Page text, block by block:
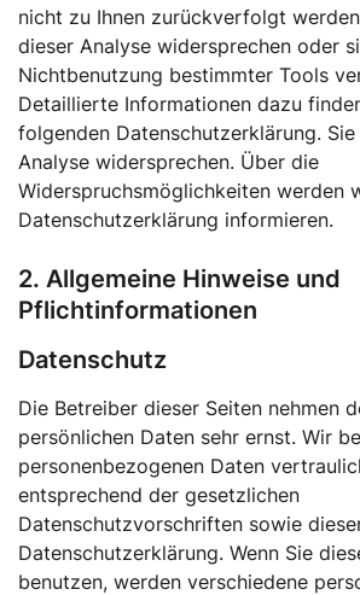
nicht zu Ihnen zurückverfolgt
dieser Analyse widersprechen oder
Nichtbenutzung bestimmter Tools
Detaillierte Informationen dazu
folgenden Datenschutzerklärung.
Analyse widersprechen. Über die
Widerspruchsmöglichkeiten werden
Datenschutzerklärung informieren.
2. Allgemeine Hinweise und
Pflichtinformationen
Datenschutz
Die Betreiber dieser Seiten nehmen
persönlichen Daten sehr ernst. Wir
personenbezogenen Daten
entsprechend der gesetzlichen
Datenschutzvorschriften sowie
Datenschutzerklärung. Wenn Sie
benutzen, werden verschiedene